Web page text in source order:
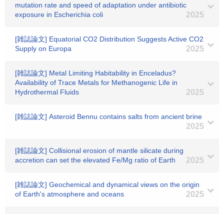
mutation rate and speed of adaptation under antibiotic
exposure in Escherichia coli
2025
[雑誌論文] Equatorial CO2 Distribution Suggests Active CO2
Supply on Europa
2025
[雑誌論文] Metal Limiting Habitability in Enceladus?
Availability of Trace Metals for Methanogenic Life in
Hydrothermal Fluids
2025
[雑誌論文] Asteroid Bennu contains salts from ancient brine
2025
[雑誌論文] Collisional erosion of mantle silicate during
accretion can set the elevated Fe/Mg ratio of Earth
2025
[雑誌論文] Geochemical and dynamical views on the origin
of Earth's atmosphere and oceans
2025